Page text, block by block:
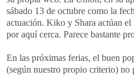
sábado 13 de octubre como la
actuación. Kiko y Shara actúan
por aquí cerca. Parece bastante
En las próximas ferias, el buen
(según nuestro propio criterio) no